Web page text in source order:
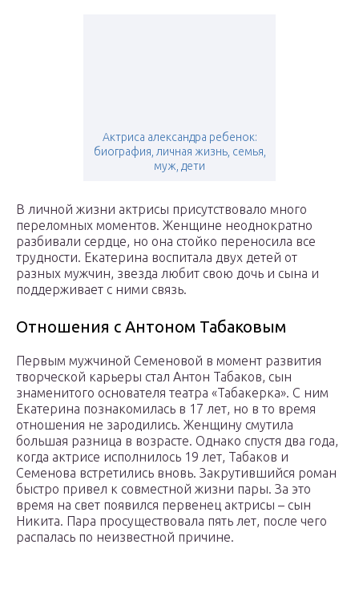
Актриса александра ребенок:
биография, личная жизнь, семья,
муж, дети
В личной жизни актрисы присутствовало много
переломных моментов. Женщине неоднократно
разбивали сердце, но она стойко переносила все
трудности. Екатерина воспитала двух детей от
разных мужчин, звезда любит свою дочь и сына и
поддерживает с ними связь.
Отношения с Антоном Табаковым
Первым мужчиной Семеновой в момент развития
творческой карьеры стал Антон Табаков, сын
знаменитого основателя театра «Табакерка». С ним
Екатерина познакомилась в 17 лет, но в то время
отношения не зародились. Женщину смутила
большая разница в возрасте. Однако спустя два года,
когда актрисе исполнилось 19 лет, Табаков и
Семенова встретились вновь. Закрутившийся роман
быстро привел к совместной жизни пары. За это
время на свет появился первенец актрисы – сын
Никита. Пара просуществовала пять лет, после чего
распалась по неизвестной причине.